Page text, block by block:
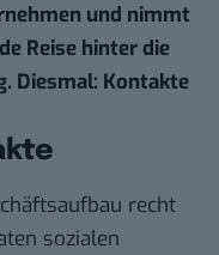
und nimmt
Reise hinter die
Diesmal: Kontakte
recht
sozialen